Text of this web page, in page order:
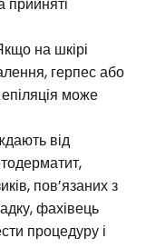
прийняті
на шкірі
герпес або
може
від
пов’язаних з
фахівець
процедуру і